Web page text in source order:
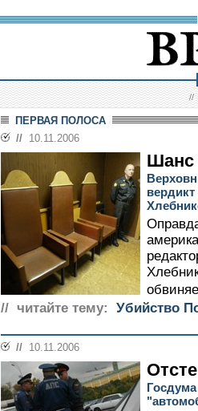
//
ПЕРВАЯ ПОЛОСА
// 10.11.2006
Шанс
// читайте тему:
Убийство
// 10.11.2006